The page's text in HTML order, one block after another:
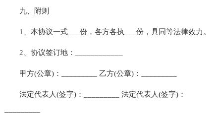
九、附则
1、本协议一式___份，各方各执___份，具同等法律效力。
2、协议签订地：____________
甲方(公章)：_________ 乙方(公章)：_________
法定代表人(签字)：_________ 法定代表人(签字)：